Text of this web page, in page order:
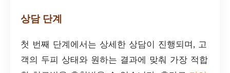
상담 단계
첫 번째 단계에서는 상세한 상담이 진행되며, 고
객의 두피 상태와 원하는 결과에 맞춰 가장 적합